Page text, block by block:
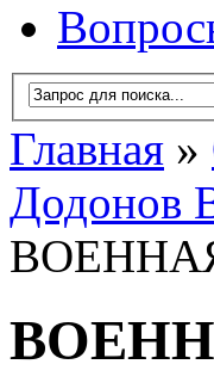
Главная »
Додонов